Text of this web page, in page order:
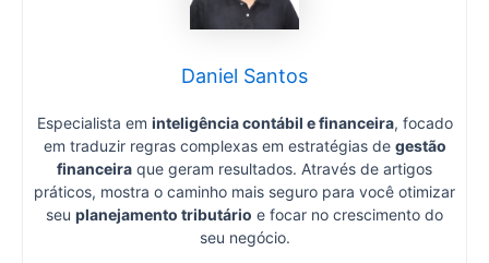
Daniel Santos
Especialista em inteligência contábil e financeira, focado
em traduzir regras complexas em estratégias de gestão
financeira que geram resultados. Através de artigos
práticos, mostra o caminho mais seguro para você otimizar
seu planejamento tributário e focar no crescimento do
seu negócio.